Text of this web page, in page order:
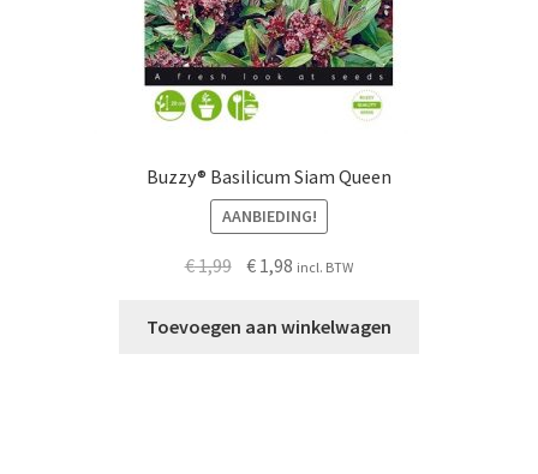
Buzzy® Basilicum Siam Queen
AANBIEDING!
€1,99 Oorspronkelijke
was:
€ 1,98 Huidige
is:
incl. BTW
Toevoegen aan winkelwagen